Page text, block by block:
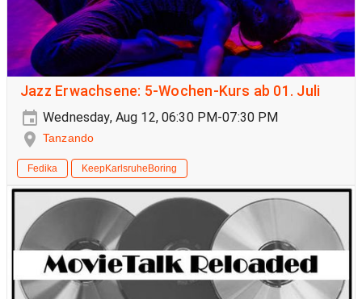
Jazz Erwachsene: 5-Wochen-Kurs ab 01. Juli
Wednesday, Aug 12, 06:30 PM-07:30 PM
Tanzando
Fedika KeepKarlsruheBoring